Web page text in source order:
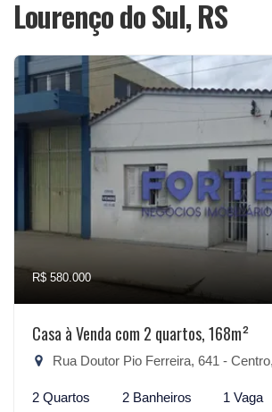
Lourenço do Sul, RS
R$ 580.000
Casa à Venda com 2 quartos, 168m²
Rua Doutor Pio Ferreira, 641 - Centro, São
2 Quartos 2 Banheiros 1 Vaga